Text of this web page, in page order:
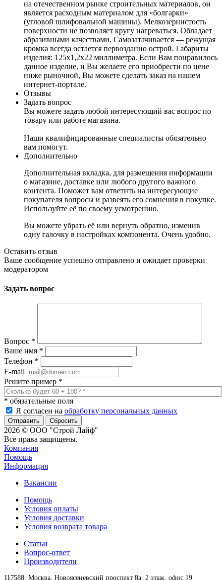
на отечественном рынке строительных материалов, он
является расходным материалом для «болгарки»
(угловой шлифовальной машины). Мелкозернистость
поверхности не позволяет кругу нагреваться. Обладает
абразивными качествами. Самозатачивается — режущая
кромка всегда остается первозданно острой. Габариты
изделия: 125х1,2х22 миллиметра. Если Вам понравилось
данное изделие, и Вы желаете его приобрести по цене
ниже рыночной, Вы можете сделать заказ на нашем
интернет-портале.
Отзывы
Задать вопрос
Вы можете задать любой интересующий вас вопрос по
товару или работе магазина.
Наши квалифицированные специалисты обязательно
вам помогут.
Дополнительно
Дополнительная вкладка, для размещения информации
о магазине, доставке или любого другого важного
контента. Поможет вам ответить на интересующие
покупателя вопросы и развеять его сомнения в покупке.
Используйте её по своему усмотрению.
Вы можете убрать её или вернуть обратно, изменив
одну галочку в настройках компонента. Очень удобно.
Оставить отзыв
Ваше сообщение успешно отправлено и ожидает проверки
модератором
Задать вопрос
Вопрос *
Ваше имя *
Телефон *
E-mail
Решите пример *
* обязательные поля
Я согласен на обработку персональных данных
Сбросить
2026 © ООО "Строй Лайф"
Все права защищены.
Компания
Помощь
Информация
Вакансии
Помощь
Условия оплаты
Условия доставки
Условия возврата товара
Статьи
Вопрос-ответ
Производители
117588, Москва, Новоясеневский проспект 8а, 2 этаж, офис 19